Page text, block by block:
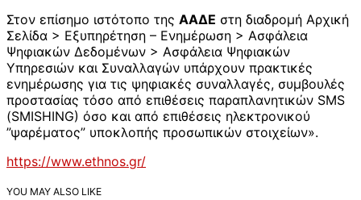
Στον επίσημο ιστότοπο της ΑΑΔΕ στη διαδρομή Αρχική
Σελίδα > Εξυπηρέτηση – Ενημέρωση > Ασφάλεια
Ψηφιακών Δεδομένων > Ασφάλεια Ψηφιακών
Υπηρεσιών και Συναλλαγών υπάρχουν πρακτικές
ενημέρωσης για τις ψηφιακές συναλλαγές, συμβουλές
προστασίας τόσο από επιθέσεις παραπλανητικών SMS
(SMISHING) όσο και από επιθέσεις ηλεκτρονικού
”ψαρέματος” υποκλοπής προσωπικών στοιχείων».
https://www.ethnos.gr/
YOU MAY ALSO LIKE